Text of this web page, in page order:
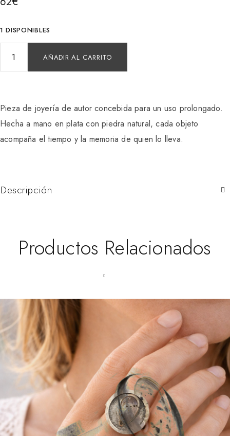
1 DISPONIBLES
AÑADIR AL CARRITO
Pieza de joyería de autor concebida para un uso prolongado.
Hecha a mano en plata con piedra natural, cada objeto
acompaña el tiempo y la memoria de quien lo lleva.
Descripción
Productos Relacionados